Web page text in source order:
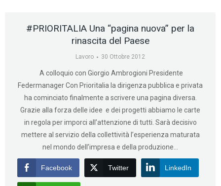
#PRIORITALIA Una “pagina nuova” per la
rinascita del Paese
Lavoro 30 Ottobre 2012
A colloquio con Giorgio Ambrogioni Presidente
Federmanager Con Prioritalia la dirigenza pubblica e privata
ha cominciato finalmente a scrivere una pagina diversa.
Grazie alla forza delle idee e dei progetti abbiamo le carte
in regola per imporci all’attenzione di tutti. Sarà decisivo
mettere al servizio della collettività l’esperienza maturata
nel mondo dell’impresa e della produzione…
Facebook Twitter LinkedIn